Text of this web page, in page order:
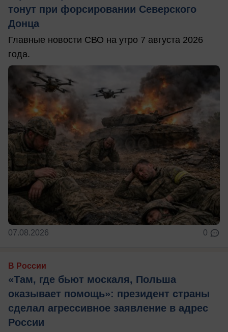
тонут при форсировании Северского
Донца
Главные новости СВО на утро 7 августа 2026
года.
07.08.2026 0
В России
«Там, где бьют москаля, Польша
оказывает помощь»: президент страны
сделал агрессивное заявление в адрес
России